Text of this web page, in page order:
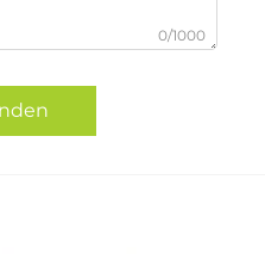
0/1000